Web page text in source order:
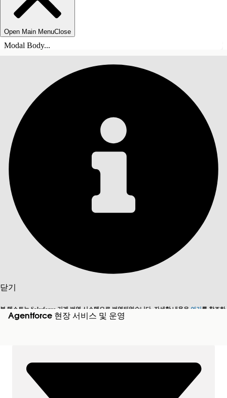
Open Main MenuClose
Modal Body...
닫기
본 텍스트는 Salesforce 기계 번역 시스템으로 번역되었습니다. 자세한 내용은 여기를 참조하
세요.
영어로 전환 지금 안 함
닫기
Agentforce 현장 서비스 및 운영
목차